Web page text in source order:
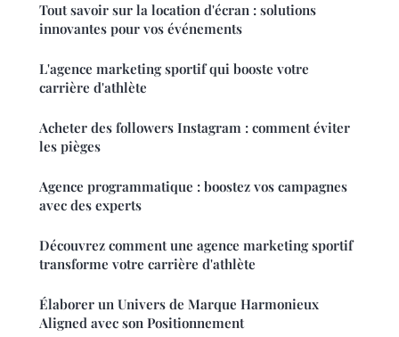
Tout savoir sur la location d'écran : solutions
innovantes pour vos événements
L'agence marketing sportif qui booste votre
carrière d'athlète
Acheter des followers Instagram : comment éviter
les pièges
Agence programmatique : boostez vos campagnes
avec des experts
Découvrez comment une agence marketing sportif
transforme votre carrière d'athlète
Élaborer un Univers de Marque Harmonieux
Aligned avec son Positionnement